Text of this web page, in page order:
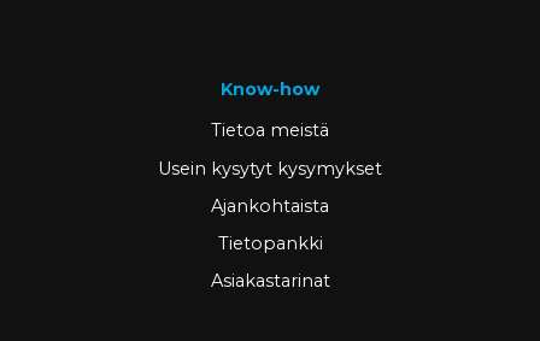
Know-how
Tietoa meistä
Usein kysytyt kysymykset
Ajankohtaista
Tietopankki
Asiakastarinat